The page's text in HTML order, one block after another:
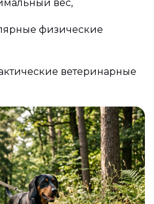
вес,
физические
ветеринарные